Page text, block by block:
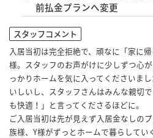
前払金プランへ変更
スタッフコメント
入居当初は完全拒絶で、頑なに「家に
様。スタッフのお声がけに少しずつ心
っかりホームを気に入ってくださいま
いしいし、スタッフさんはみんな親切
も快適！」と言ってくださるほどに。
ご入居当初は先が見えず入居金なしの
族様、Y様がずっとホームで暮らしてい